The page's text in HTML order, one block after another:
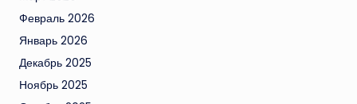
Февраль 2026
Январь 2026
Декабрь 2025
Ноябрь 2025